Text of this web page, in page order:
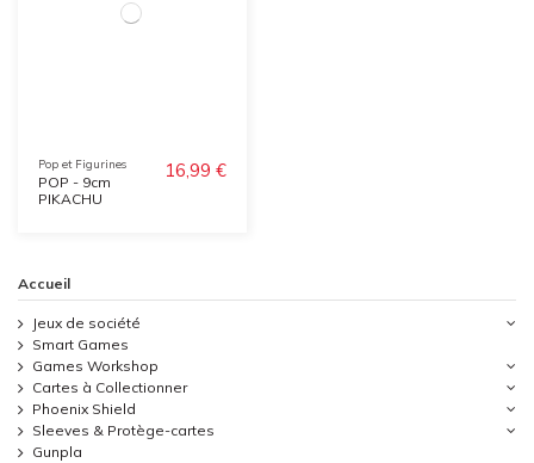
Pop et Figurines
POP - 9cm
PIKACHU
16,99 €
Accueil
Jeux de société
Smart Games
Games Workshop
Cartes à Collectionner
Phoenix Shield
Sleeves & Protège-cartes
Gunpla